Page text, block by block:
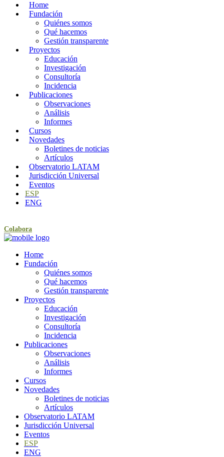
Home
Fundación
Quiénes somos
Qué hacemos
Gestión transparente
Proyectos
Educación
Investigación
Consultoría
Incidencia
Publicaciones
Observaciones
Análisis
Informes
Cursos
Novedades
Boletines de noticias
Artículos
Observatorio LATAM
Jurisdicción Universal
Eventos
ESP
ENG
Colabora
Home
Fundación
Quiénes somos
Qué hacemos
Gestión transparente
Proyectos
Educación
Investigación
Consultoría
Incidencia
Publicaciones
Observaciones
Análisis
Informes
Cursos
Novedades
Boletines de noticias
Artículos
Observatorio LATAM
Jurisdicción Universal
Eventos
ESP
ENG